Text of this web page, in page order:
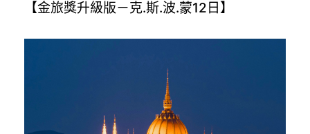
【金旅獎升級版－克.斯.波.蒙12日】